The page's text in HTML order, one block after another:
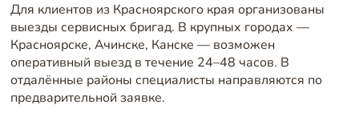
Для клиентов из Красноярского края организованы
выезды сервисных бригад. В крупных городах —
Красноярске, Ачинске, Канске — возможен
оперативный выезд в течение 24–48 часов. В
отдалённые районы специалисты направляются по
предварительной заявке.